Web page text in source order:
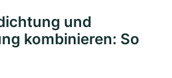
und
kombinieren: So